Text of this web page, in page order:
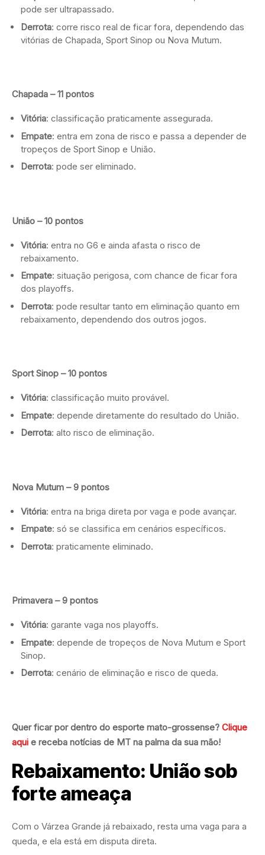
pode ser ultrapassado.
Derrota: corre risco real de ficar fora, dependendo das
vitórias de Chapada, Sport Sinop ou Nova Mutum.
Chapada – 11 pontos
Vitória: classificação praticamente assegurada.
Empate: entra em zona de risco e passa a depender de
tropeços de Sport Sinop e União.
Derrota: pode ser eliminado.
União – 10 pontos
Vitória: entra no G6 e ainda afasta o risco de
rebaixamento.
Empate: situação perigosa, com chance de ficar fora
dos playoffs.
Derrota: pode resultar tanto em eliminação quanto em
rebaixamento, dependendo dos outros jogos.
Sport Sinop – 10 pontos
Vitória: classificação muito provável.
Empate: depende diretamente do resultado do União.
Derrota: alto risco de eliminação.
Nova Mutum – 9 pontos
Vitória: entra na briga direta por vaga e pode avançar.
Empate: só se classifica em cenários específicos.
Derrota: praticamente eliminado.
Primavera – 9 pontos
Vitória: garante vaga nos playoffs.
Empate: depende de tropeços de Nova Mutum e Sport
Sinop.
Derrota: cenário de eliminação e risco de queda.
Quer ficar por dentro do esporte mato-grossense? Clique
aqui e receba notícias de MT na palma da sua mão!
Rebaixamento: União sob
forte ameaça
Com o Várzea Grande já rebaixado, resta uma vaga para a
queda, e ela está em disputa direta.